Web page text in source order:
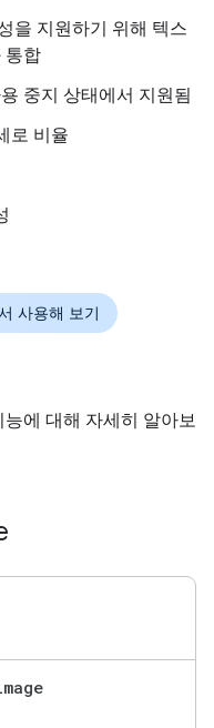
을 지원하기 위해 텍스
통합
중지 상태에서 지원됨
로 비율
사용해 보기
에 대해 자세히 알아보